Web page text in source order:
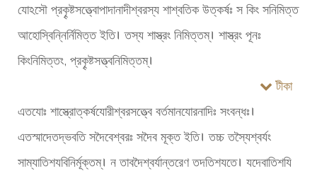
যোঽসৌ প্রকৄষ্টসত্ত্বোপাদানাদীশ্বরস্য শাশ্বতিক উত্কর্ষঃ স কিং সনিমিত্ত
আহোস্বিন্নির্নিমিত্ত ইতি। তস্য শাস্ত্রং নিমিত্তম্। শাস্ত্রং পূনঃ
কিংনিমিত্তং, প্রকৄষ্টসত্ত্বনিমিত্তম্।
টীকা
এতযোঃ শাস্ত্রোত্কর্ষযোরীশ্বরসত্ত্বে বর্তমানযোরনাদিঃ সংবন্ধঃ।
এতস্মাদেতদ্ভবতি সদৈবেশ্বরঃ সদৈব মূক্ত ইতি। তচ্চ তস্যৈশ্বর্যং
সাম্যাতিশযবিনির্মূক্তম্। ন তাবদৈশ্বর্যান্তরেণ তদতিশযতে। যদেবাতিশযি